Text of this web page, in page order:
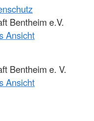
Bentheim e.V.
Ansicht
Bentheim e. V.
Ansicht